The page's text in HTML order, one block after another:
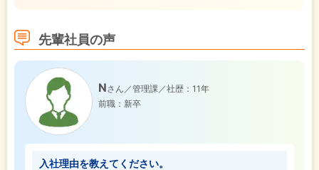
そんな想いをお持ちの方をお待ちしています！
先輩社員の声
Nさん／管理課／社歴：11年
前職：新卒
入社理由を教えてください。